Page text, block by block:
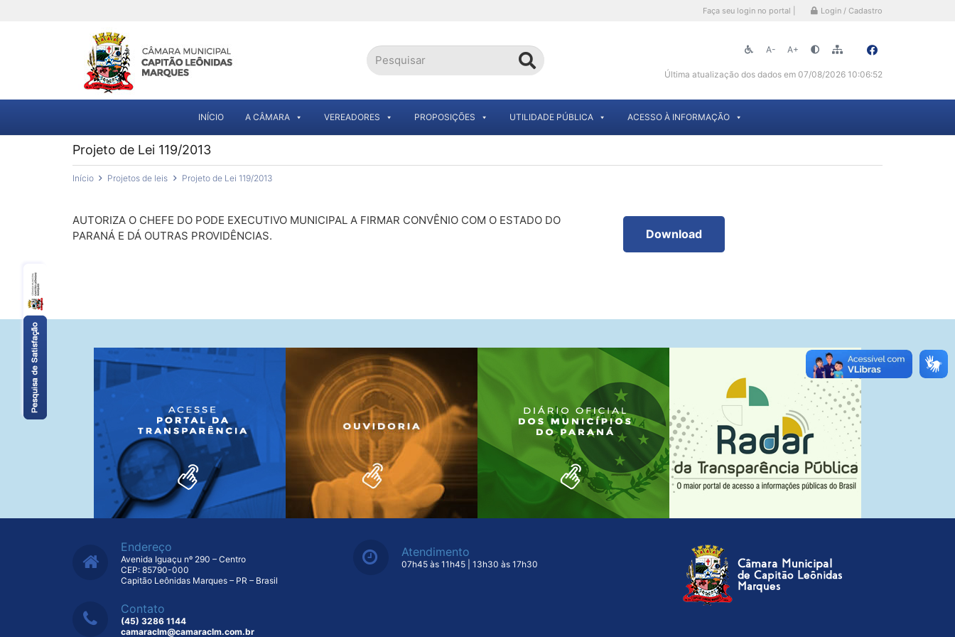
Faça seu login no portal | Login / Cadastro
A- A+
Última atualização dos dados em 07/08/2026 10:06:52
INÍCIO A CÂMARA VEREADORES PROPOSIÇÕES UTILIDADE PÚBLICA ACESSO À INFORMAÇÃO
Projeto de Lei 119/2013
Início Projetos de leis Projeto de Lei 119/2013
AUTORIZA O CHEFE DO PODE EXECUTIVO MUNICIPAL A FIRMAR CONVÊNIO COM O ESTADO DO
PARANÁ E DÁ OUTRAS PROVIDÊNCIAS.
Download
Endereço
Avenida Iguaçu nº 290 – Centro
CEP: 85790-000
Capitão Leônidas Marques – PR – Brasil
Contato
(45) 3286 1144
camaraclm@camaraclm.com.br
Atendimento
07h45 às 11h45 | 13h30 às 17h30